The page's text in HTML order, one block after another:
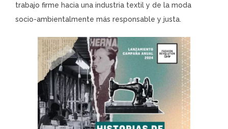
trabajo firme hacia una industria textil y de la moda
socio-ambientalmente más responsable y justa.